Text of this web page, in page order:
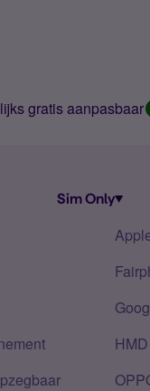
gratis aanpasbaar
Sim Only
HMD